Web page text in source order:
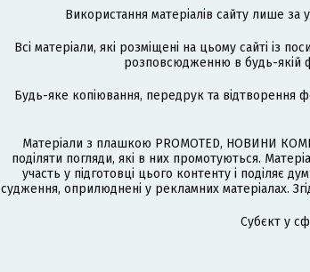
Використання матеріалів сайту лише
Всі матеріали, які розміщені на цьому сайті із
розповсюдженню в будь-якій
Будь-яке копіювання, передрук та відтворення
Матеріали з плашкою PROMOTED, НОВИНИ
поділяти погляди, які в них промотуються.
участь у підготовці цього контенту і поділяє
судження, оприлюднені у рекламних матеріалах.
Cубєкт у